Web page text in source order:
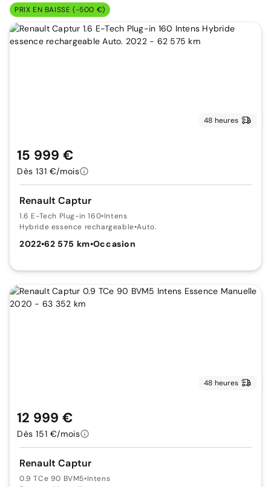
PRIX EN BAISSE (-500 €)
48 heures
Renault Captur
1.6 E-Tech Plug-in 160•Intens
Hybride essence rechargeable•Auto.
2022•62 575 km•Occasion
15 999 €
Dès 131 €/mois
48 heures
Renault Captur
0.9 TCe 90 BVM5•Intens
12 999 €
Dès 151 €/mois